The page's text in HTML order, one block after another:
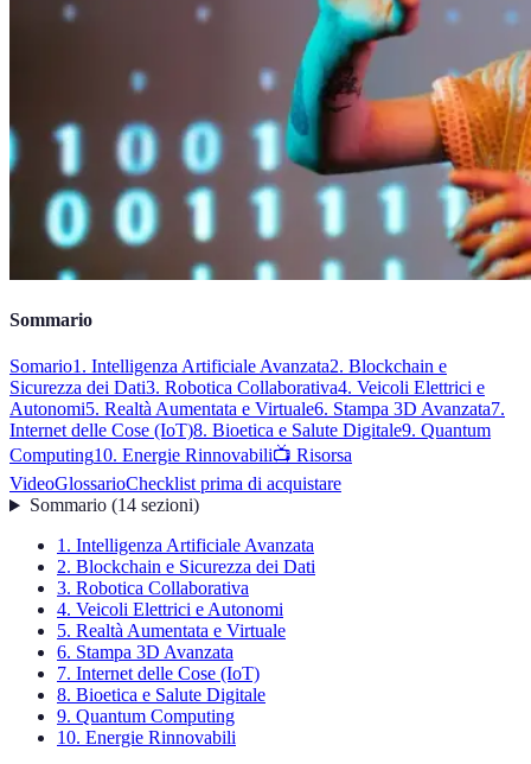
Sommario
Somario1. Intelligenza Artificiale Avanzata2. Blockchain e
Sicurezza dei Dati3. Robotica Collaborativa4. Veicoli Elettrici e
Autonomi5. Realtà Aumentata e Virtuale6. Stampa 3D Avanzata7.
Internet delle Cose (IoT)8. Bioetica e Salute Digitale9. Quantum
Computing10. Energie Rinnovabili📺 Risorsa
VideoGlossarioChecklist prima di acquistare
Sommario(14 sezioni)
1. Intelligenza Artificiale Avanzata
2. Blockchain e Sicurezza dei Dati
3. Robotica Collaborativa
4. Veicoli Elettrici e Autonomi
5. Realtà Aumentata e Virtuale
6. Stampa 3D Avanzata
7. Internet delle Cose (IoT)
8. Bioetica e Salute Digitale
9. Quantum Computing
10. Energie Rinnovabili